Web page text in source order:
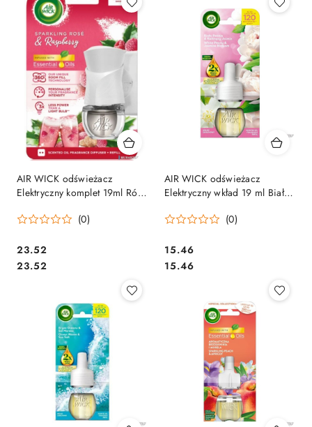
AIR WICK odświeżacz
Elektryczny komplet 19ml Róża
(0)
Cena:
23.52
Cena:
23.52
AIR WICK odświeżacz
Elektryczny wkład 19 ml Biała
18208
(0)
Cena:
15.46
Cena:
15.46